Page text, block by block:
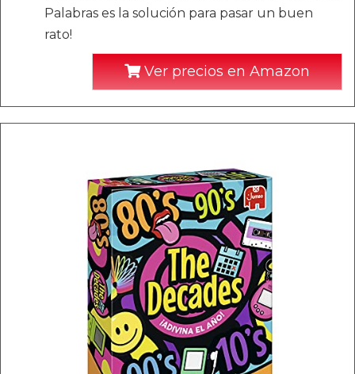
Palabras es la solución para pasar un buen
rato!
Ver precios en Amazon